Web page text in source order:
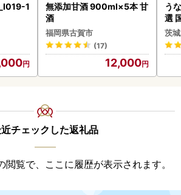
1
無添加甘酒 900ml×5本 甘
酒
福岡県古賀市
(17)
12,000
う
選
付
あ
人
茨
チェックした返礼品
閲覧で、ここに履歴が表示されます。